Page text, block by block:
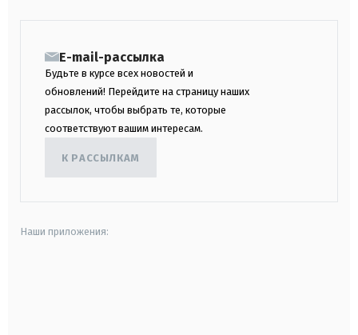
E-mail-рассылка
Будьте в курсе всех новостей и
обновлений! Перейдите на страницу наших
рассылок, чтобы выбрать те, которые
соответствуют вашим интересам.
К РАССЫЛКАМ
Наши приложения: